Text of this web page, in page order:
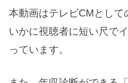
本動画はテレビCMとして
いかに視聴者に短い尺で
っています。